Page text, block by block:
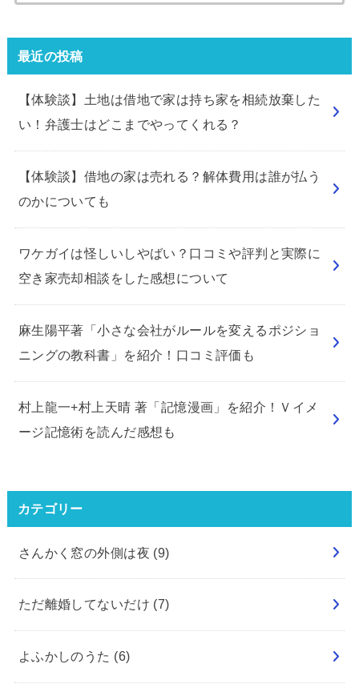
最近の投稿
【体験談】土地は借地で家は持ち家を相続放棄した
い！弁護士はどこまでやってくれる？
【体験談】借地の家は売れる？解体費用は誰が払う
のかについても
ワケガイは怪しいしやばい？口コミや評判と実際に
空き家売却相談をした感想について
麻生陽平著「小さな会社がルールを変えるポジショ
ニングの教科書」を紹介！口コミ評価も
村上龍一+村上天晴 著「記憶漫画」を紹介！Ｖイメ
ージ記憶術を読んだ感想も
カテゴリー
さんかく窓の外側は夜 (9)
ただ離婚してないだけ (7)
よふかしのうた (6)